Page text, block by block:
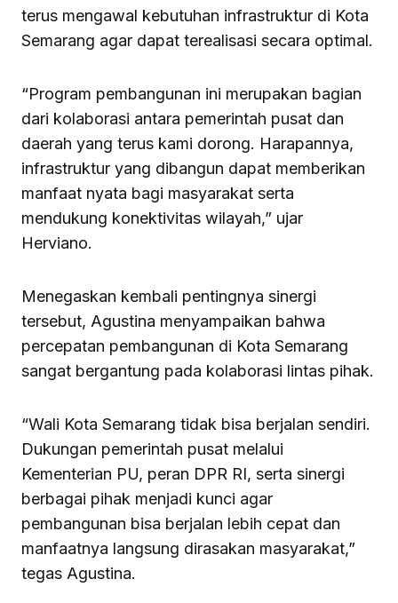
terus mengawal kebutuhan infrastruktur di Kota
Semarang agar dapat terealisasi secara optimal.
“Program pembangunan ini merupakan bagian
dari kolaborasi antara pemerintah pusat dan
daerah yang terus kami dorong. Harapannya,
infrastruktur yang dibangun dapat memberikan
manfaat nyata bagi masyarakat serta
mendukung konektivitas wilayah,” ujar
Herviano.
Menegaskan kembali pentingnya sinergi
tersebut, Agustina menyampaikan bahwa
percepatan pembangunan di Kota Semarang
sangat bergantung pada kolaborasi lintas pihak.
“Wali Kota Semarang tidak bisa berjalan sendiri.
Dukungan pemerintah pusat melalui
Kementerian PU, peran DPR RI, serta sinergi
berbagai pihak menjadi kunci agar
pembangunan bisa berjalan lebih cepat dan
manfaatnya langsung dirasakan masyarakat,”
tegas Agustina.